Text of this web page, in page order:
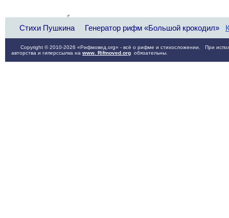
Стихи Пушкина Генератор рифм «Большой крокодил»
Copyright © 2010-2026 «Рифмовед.org» - всё о рифме и стихосложении. При
авторства и гиперссылка на www. Rifmoved.org обязательны.